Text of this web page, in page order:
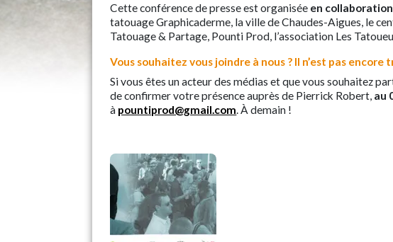
Cette conférence de presse est organisée en
tatouage Graphicaderme, la ville de Chaudes-Aigues, le
Tatouage & Partage, Pounti Prod, l’association Les
Vous souhaitez vous joindre à nous ? Il n’est pas encore
Si vous êtes un acteur des médias et que vous souhaitez
de confirmer votre présence auprès de Pierrick Robert, au
à pountiprod@gmail.com. À demain !